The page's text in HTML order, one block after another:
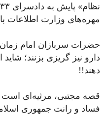
مهره‌های وزارت اطلاعات
حضرات سربازان امام
دارو نیز گریزی بزنند؛
دهند!!
قصه مجتبی، مرثیه‌ای است
فساد و رانت جمهوری